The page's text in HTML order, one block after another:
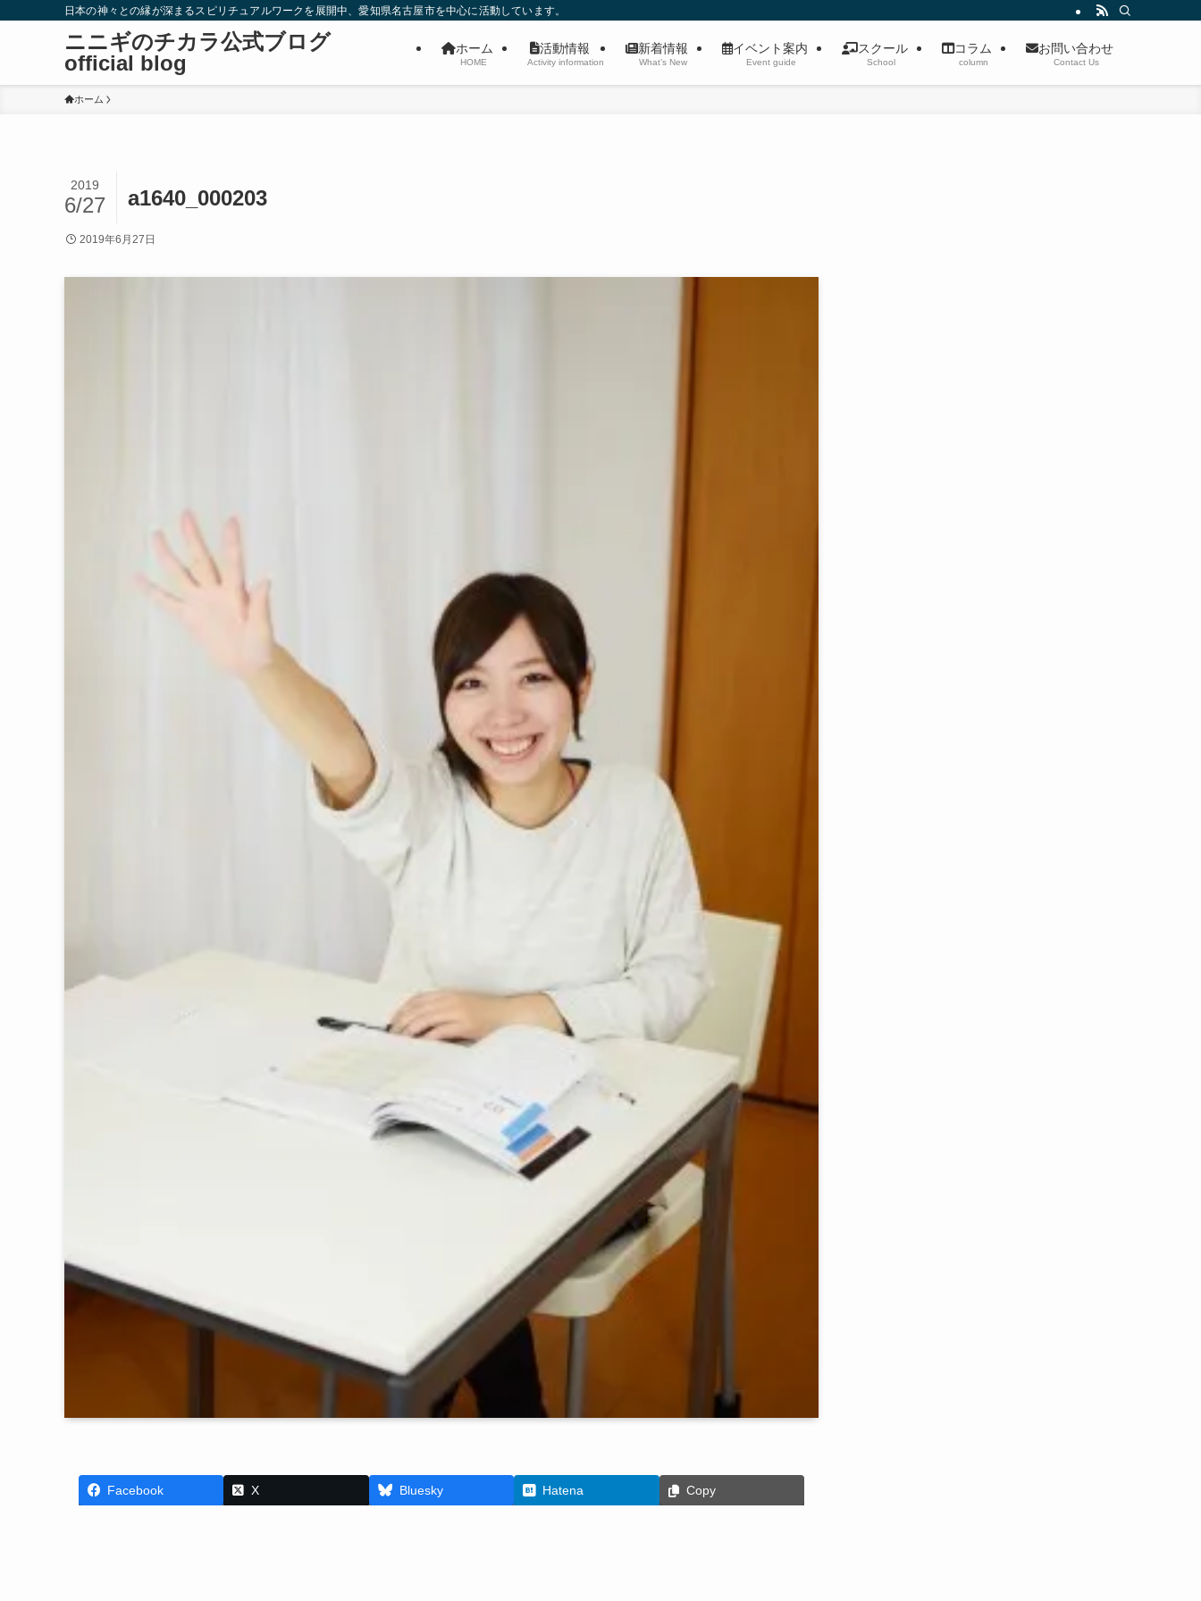
日本の神々との縁が深まるスピリチュアルワークを展開中、愛知県名古屋市を中心に活動しています。
ニニギのチカラ公式ブログ
official blog
ホーム
HOME
活動情報
Activity information
新着情報
What’s New
イベント案内
Event guide
スクール
School
コラム
column
お問い合わせ
Contact Us
ホーム
a1640_000203
2019
6/27
2019年6月27日
Facebook X Bluesky Hatena Copy